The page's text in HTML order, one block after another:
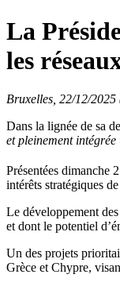
La
les
Bruxelles, 22/12/2025
Dans la lignée de sa
et pleinement intégrée
Présentées dimanche
intérêts stratégiques
Le développement
et dont le potentiel
Un des projets
Grèce et Chypre,